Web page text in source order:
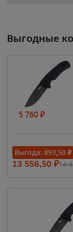
Выгодные
5 760₽
Выгода: 893,50 ₽
13 556,50 ₽14